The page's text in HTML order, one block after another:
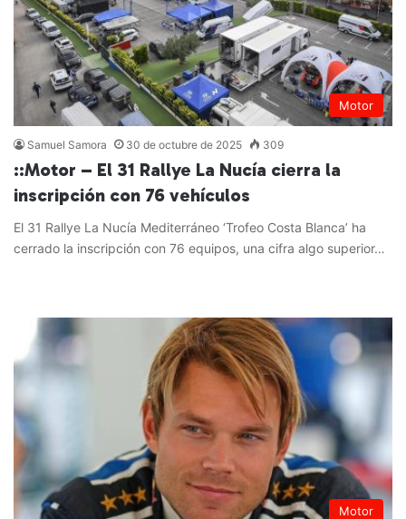
Motor
Samuel Samora 30 de octubre de 2025 309
::Motor – El 31 Rallye La Nucía cierra la
inscripción con 76 vehículos
El 31 Rallye La Nucía Mediterráneo ‘Trofeo Costa Blanca’ ha
cerrado la inscripción con 76 equipos, una cifra algo superior…
Motor